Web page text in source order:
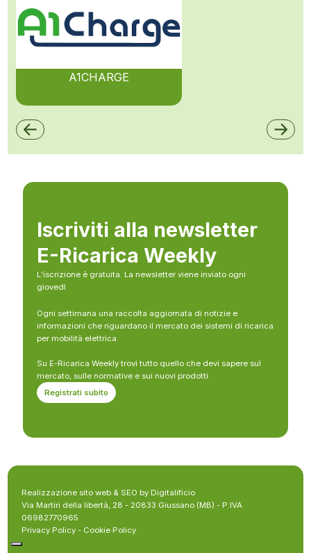
A1CHARGE
Iscriviti alla newsletter
E-Ricarica Weekly
L’iscrizione è gratuita. La newsletter viene inviato ogni
giovedì
Ogni settimana una raccolta aggiornata di notizie e
informazioni che riguardano il mercato dei sistemi di ricarica
per mobilità elettrica.
Su E-Ricarica Weekly trovi tutto quello che devi sapere sul
mercato, sulle normative e sui nuovi prodotti.
Registrati subito
Realizzazione sito web & SEO by Digitalificio
Via Martiri della libertà, 28 - 20833 Giussano (MB) - P.IVA
06982770965
Privacy Policy - Cookie Policy